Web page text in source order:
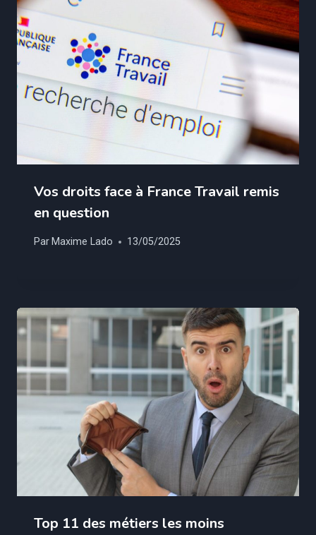
Vos droits face à France Travail remis
en question
Par Maxime Lado 13/05/2025
Top 11 des métiers les moins